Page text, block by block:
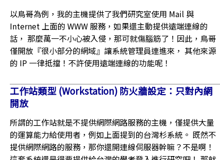
以鳥哥為例，我的主機提供了我們研究室使用 Mail 與
Internet 上面的 WWW 服務，如果還主動提供遠端連線的
話， 那麼萬一不小心被入侵，那可就傷腦筋了！因此，鳥哥
僅開放『很小部分的網域』讓系統管理員連進來， 其他來源
的 IP 一律抵擋！不許使用遠端連線的功能呢！
工作站類型 (Workstation) 防火牆設定：只對內網
開放
所謂的工作站就是不提供網際網路服務的主機，僅提供大量
的運算能力給使用者，例如上面提到的台灣杉系統。 既然不
提供網際網路的服務，那你還開連線伺服器幹嘛？不是啊！